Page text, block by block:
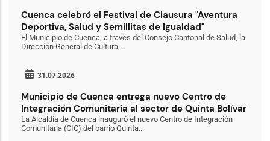
Cuenca celebró el Festival de Clausura "Aventura
Deportiva, Salud y Semillitas de Igualdad"
El Municipio de Cuenca, a través del Consejo Cantonal de Salud, la
Dirección General de Cultura,...
31.07.2026
Municipio de Cuenca entrega nuevo Centro de
Integración Comunitaria al sector de Quinta Bolívar
La Alcaldía de Cuenca inauguró el nuevo Centro de Integración
Comunitaria (CIC) del barrio Quinta...